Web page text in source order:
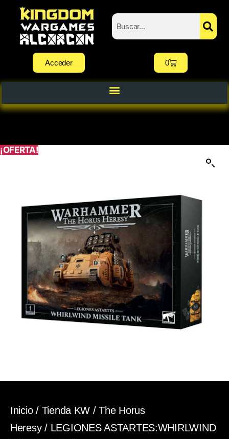
Acceder 0
¡OFERTA!
Inicio/ Tienda KW /The Horus
Heresy/ LEGIONES ASTARTES:WHIRLWIND